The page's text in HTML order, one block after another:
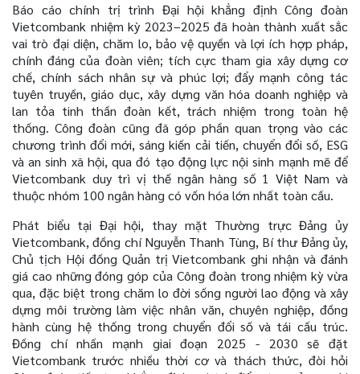
Báo cáo chính trị trình Đại hội khẳng định Công đoàn
Vietcombank nhiệm kỳ 2023–2025 đã hoàn thành xuất sắc
vai trò đại diện, chăm lo, bảo vệ quyền và lợi ích hợp pháp,
chính đáng của đoàn viên; tích cực tham gia xây dựng cơ
chế, chính sách nhân sự và phúc lợi; đẩy mạnh công tác
tuyên truyền, giáo dục, xây dựng văn hóa doanh nghiệp và
lan tỏa tinh thần đoàn kết, trách nhiệm trong toàn hệ
thống. Công đoàn cũng đã góp phần quan trọng vào các
chương trình đổi mới, sáng kiến cải tiến, chuyển đổi số, ESG
và an sinh xã hội, qua đó tạo động lực nội sinh mạnh mẽ để
Vietcombank duy trì vị thế ngân hàng số 1 Việt Nam và
thuộc nhóm 100 ngân hàng có vốn hóa lớn nhất toàn cầu.
Phát biểu tại Đại hội, thay mặt Thường trực Đảng ủy
Vietcombank, đồng chí Nguyễn Thanh Tùng, Bí thư Đảng ủy,
Chủ tịch Hội đồng Quản trị Vietcombank ghi nhận và đánh
giá cao những đóng góp của Công đoàn trong nhiệm kỳ vừa
qua, đặc biệt trong chăm lo đời sống người lao động và xây
dựng môi trường làm việc nhân văn, chuyên nghiệp, đồng
hành cùng hệ thống trong chuyển đổi số và tái cấu trúc.
Đồng chí nhấn mạnh giai đoạn 2025 - 2030 sẽ đặt
Vietcombank trước nhiều thời cơ và thách thức, đòi hỏi